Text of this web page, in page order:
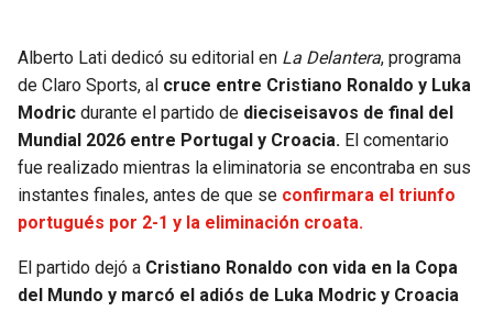
CARDINALS
RAMS
49ERS
SEAHAWKS
BEARS
MAVERICKS
ROCKETS
GRIZZLIES
PELICANS
SPURS
Alberto Lati dedicó su editorial en La Delantera, programa
de Claro Sports, al cruce entre Cristiano Ronaldo y Luka
Modric durante el partido de dieciseisavos de final del
Mundial 2026 entre Portugal y Croacia. El comentario
fue realizado mientras la eliminatoria se encontraba en sus
instantes finales, antes de que se confirmara el triunfo
portugués por 2-1 y la eliminación croata.
El partido dejó a Cristiano Ronaldo con vida en la Copa
del Mundo y marcó el adiós de Luka Modric y Croacia